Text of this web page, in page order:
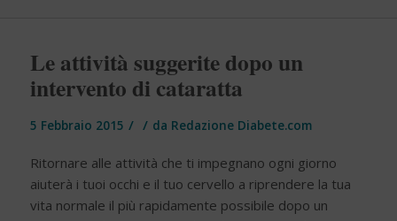
Le attività suggerite dopo un
intervento di cataratta
5 Febbraio 2015 / / da Redazione Diabete.com
Ritornare alle attività che ti impegnano ogni giorno
aiuterà i tuoi occhi e il tuo cervello a riprendere la tua
vita normale il più rapidamente possibile dopo un